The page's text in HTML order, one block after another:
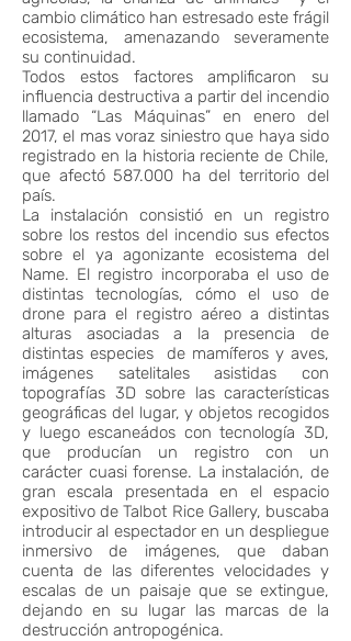
cambio climático han estresado este frágil
ecosistema, amenazando severamente
su continuidad.
Todos estos factores amplificaron su
influencia destructiva a partir del incendio
llamado “Las Máquinas” en enero del
2017, el mas voraz siniestro que haya sido
registrado en la historia reciente de Chile,
que afectó 587.000 ha del territorio del
país.
La instalación consistió en un registro
sobre los restos del incendio sus efectos
sobre el ya agonizante ecosistema del
Name. El registro incorporaba el uso de
distintas tecnologías, cómo el uso de
drone para el registro aéreo a distintas
alturas asociadas a la presencia de
distintas especies de mamíferos y aves,
imágenes satelitales asistidas con
topografías 3D sobre las características
geográficas del lugar, y objetos recogidos
y luego escaneádos con tecnología 3D,
que producían un registro con un
carácter cuasi forense. La instalación, de
gran escala presentada en el espacio
expositivo de Talbot Rice Gallery, buscaba
introducir al espectador en un despliegue
inmersivo de imágenes, que daban
cuenta de las diferentes velocidades y
escalas de un paisaje que se extingue,
dejando en su lugar las marcas de la
destrucción antropogénica.